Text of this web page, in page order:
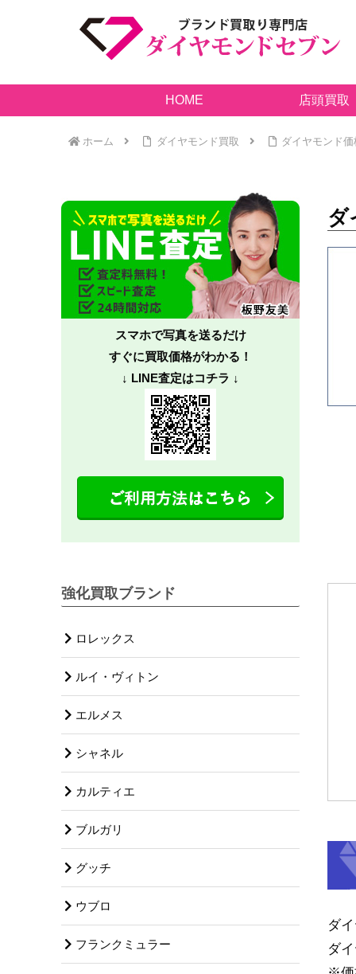
HOME 店頭買取
ホーム ダイヤモンド買取 ダイヤモンド価
ダ
ダ
ダ
スマホで写真を送るだけ
すぐに買取価格がわかる！
↓ LINE査定はコチラ ↓
強化買取ブランド
ロレックス
ルイ・ヴィトン
エルメス
シャネル
カルティエ
ブルガリ
グッチ
ウブロ
フランクミュラー